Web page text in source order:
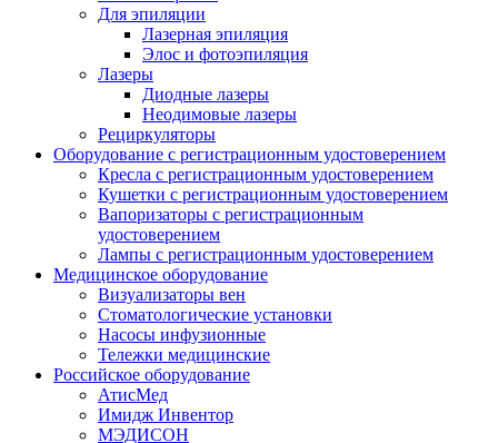
Для эпиляции
Лазерная эпиляция
Элос и фотоэпиляция
Лазеры
Диодные лазеры
Неодимовые лазеры
Рециркуляторы
Оборудование с регистрационным удостоверением
Кресла с регистрационным удостоверением
Кушетки с регистрационным удостоверением
Вапоризаторы с регистрационным
удостоверением
Лампы с регистрационным удостоверением
Медицинское оборудование
Визуализаторы вен
Стоматологические установки
Насосы инфузионные
Тележки медицинские
Российское оборудование
АтисМед
Имидж Инвентор
МЭДИСОН